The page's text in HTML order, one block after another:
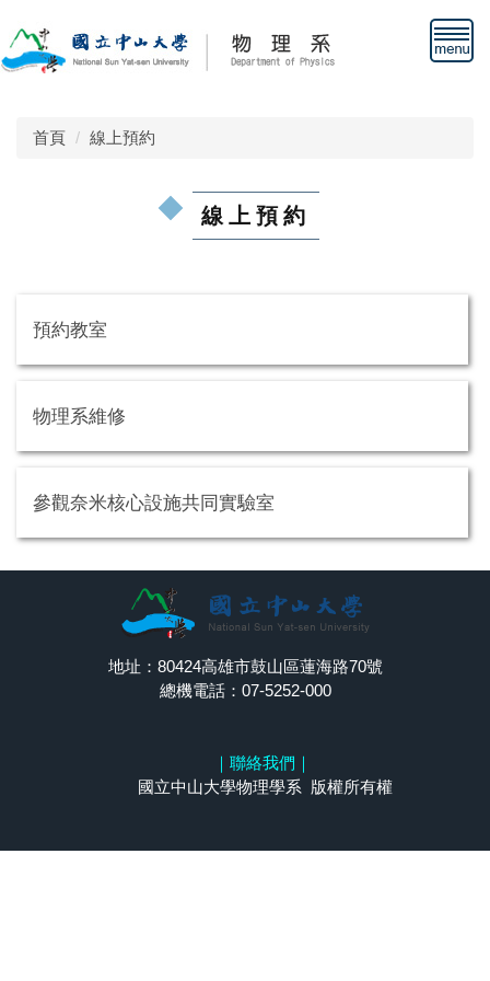
到
主
首頁 線上預約
線上預約
預約教室
物理系維修
參觀奈米核心設施共同實驗室
地址：80424高雄市鼓山區蓮海路70號
總機電話：07-5252-000
｜ 聯絡我們 ｜
國立中山大學物理學系 版權所有權